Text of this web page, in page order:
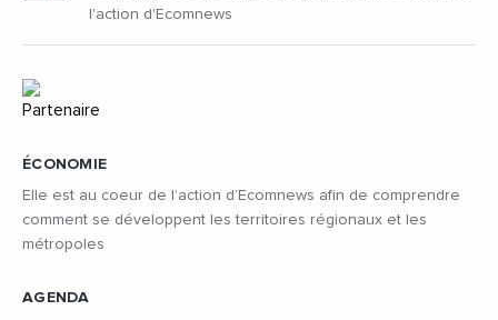
ÉCONOMIE
Elle est au coeur de l’action d’Ecomnews afin de comprendre
comment se développent les territoires régionaux et les
métropoles
AGENDA
l'action d'Ecomnews